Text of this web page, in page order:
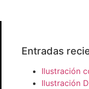
Entradas
Ilustración
Ilustración